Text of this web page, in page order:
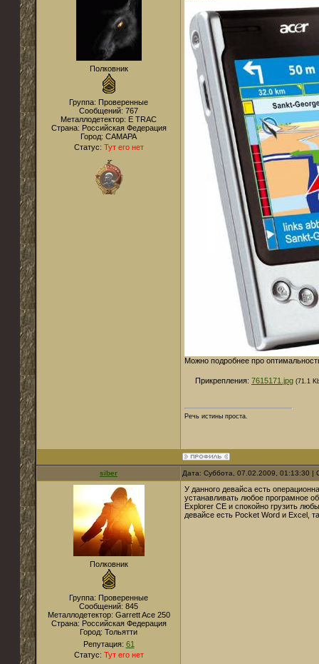
Полковник
Группа: Проверенные
Сообщений: 767
Металлодетектор: E TRAC
Страна: Российская Федерация
Город: САМАРА
Статус: Тут его нет
Можно подробнее про
Прикрепления: 7615171.jpg (71.1
Речь истины проста.
siber Дата: Суббота, 07.02.2009, 01:13:30
Полковник
Группа: Проверенные
Сообщений: 845
Металлодетектор: Garrett Ace 250
Страна: Российская Федерация
Город: Тольятти
Репутация: 61
Статус: Тут его нет
У данного девайса есть
устанавливать любое програмное
Explorer CE и спокойно грузить
девайсе есть Pocket Word и Excel,